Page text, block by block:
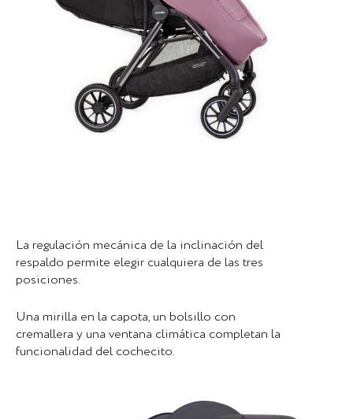
La regulación mecánica de la inclinación del
respaldo permite elegir cualquiera de las tres
posiciones.
Una mirilla en la capota, un bolsillo con
cremallera y una ventana climática completan la
funcionalidad del cochecito.